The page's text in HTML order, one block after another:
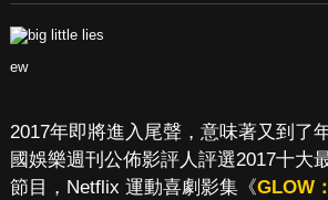
ew
2017年即將進入尾聲，意味著又到了
國娛樂週刊公佈影評人評選2017十大
節目，Netflix 運動喜劇影集《GLOW